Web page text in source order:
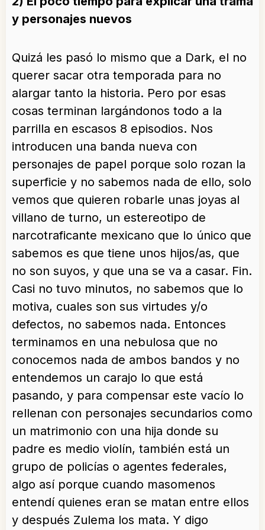
y personajes nuevos
Quizá les pasó lo mismo que a Dark, el no
querer sacar otra temporada para no
alargar tanto la historia. Pero por esas
cosas terminan largándonos todo a la
parrilla en escasos 8 episodios. Nos
introducen una banda nueva con
personajes de papel porque solo rozan la
superficie y no sabemos nada de ello, solo
vemos que quieren robarle unas joyas al
villano de turno, un estereotipo de
narcotraficante mexicano que lo único que
sabemos es que tiene unos hijos/as, que
no son suyos, y que una se va a casar. Fin.
Casi no tuvo minutos, no sabemos que lo
motiva, cuales son sus virtudes y/o
defectos, no sabemos nada. Entonces
terminamos en una nebulosa que no
conocemos nada de ambos bandos y no
entendemos un carajo lo que está
pasando, y para compensar este vacío lo
rellenan con personajes secundarios como
un matrimonio con una hija donde su
padre es medio violín, también está un
grupo de policías o agentes federales,
algo así porque cuando masomenos
entendí quienes eran se matan entre ellos
y después Zulema los mata. Y digo